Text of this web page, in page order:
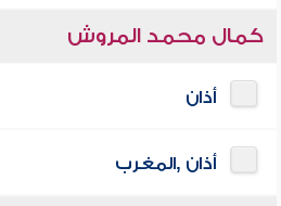
كمال محمد المروش
أذان
أذان ,المغرب